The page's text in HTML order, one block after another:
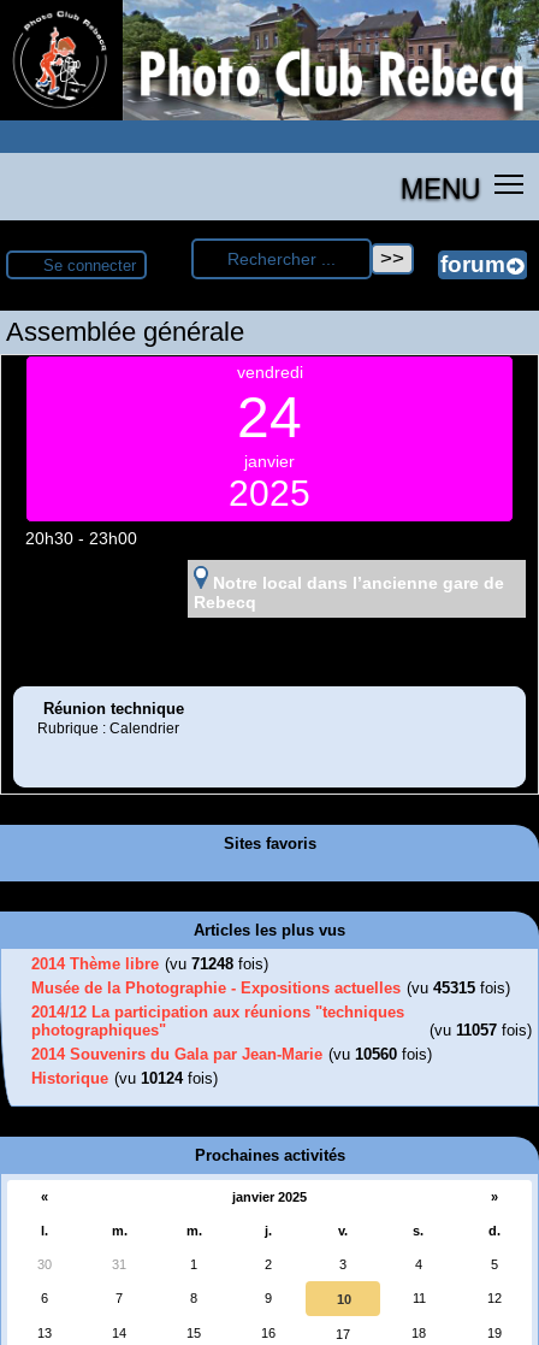
MENU
Se connecter
Assemblée générale
vendredi
24
janvier
2025
20h30 - 23h00
Notre local dans l’ancienne gare de
Rebecq
Réunion technique
Rubrique : Calendrier
Sites favoris
Articles les plus vus
2014 Thème libre (vu 71248 fois)
Musée de la Photographie - Expositions actuelles (vu 45315 fois)
2014/12 La participation aux réunions "techniques
photographiques"
(vu 11057 fois)
2014 Souvenirs du Gala par Jean-Marie (vu 10560 fois)
Historique (vu 10124fois)
Prochaines activités
« janvier 2025 »
l. m. m. j. v. s. d.
30 31 1 2 3 4 5
6 7 8 9 10 11 12
13 14 15 16 17 18 19